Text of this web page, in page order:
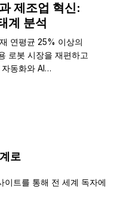
제조업 혁신:
계 분석
연평균 25% 이상의
로봇 시장을 재편하고
동화와 AI…
로
이트를 통해 전 세계 독자에